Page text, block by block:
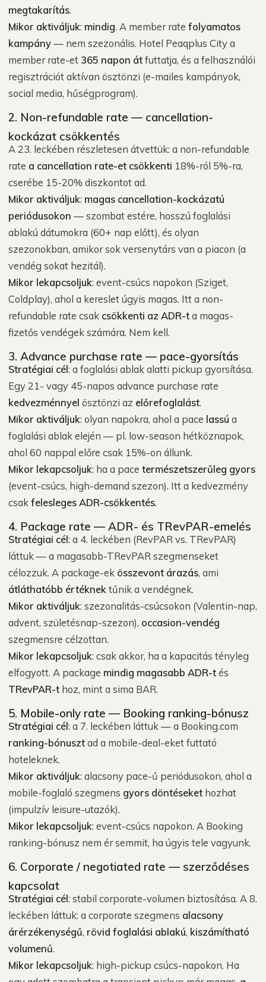
megtakarítás.
Mikor aktiváljuk: mindig. A member rate folyamatos
kampány— nem szezonális. Hotel Peaqplus City a
member rate-et 365 napon átfuttatja, és a felhasználói
regisztrációt aktívan ösztönzi (e-mailes kampányok,
social media, hűségprogram).
2. Non-refundable rate — cancellation-
kockázat csökkentés
A 23. leckében részletesen átvettük: a non-refundable
rate a cancellation rate-et csökkenti 18%-ról 5%-ra,
cserébe 15-20% diszkontot ad.
Mikor aktiváljuk: magas cancellation-kockázatú
periódusokon — szombat estére, hosszú foglalási
ablakú dátumokra (60+ nap előtt), és olyan
szezonokban, amikor sok versenytárs van a piacon (a
vendég sokat hezitál).
Mikor lekapcsoljuk: event-csúcs napokon (Sziget,
Coldplay), ahol a kereslet úgyis magas. Itt a non-
refundable rate csak csökkenti az ADR-ta magas-
fizetős vendégek számára. Nem kell.
3. Advance purchase rate — pace-gyorsítás
Stratégiai cél: a foglalási ablak alatti pickup gyorsítása.
Egy 21- vagy 45-napos advance purchase rate
kedvezménnyel ösztönzi az előrefoglalást.
Mikor aktiváljuk: olyan napokra, ahol a pace lassú a
foglalási ablak elején — pl. low-season hétköznapok,
ahol 60 nappal előre csak 15%-on állunk.
Mikor lekapcsoljuk: ha a pace természetszerűleg gyors
(event-csúcs, high-demand szezon). Itt a kedvezmény
csakfelesleges ADR-csökkentés.
4. Package rate — ADR- és TRevPAR-emelés
Stratégiai cél: a 4. leckében (RevPAR vs. TRevPAR)
láttuk — a magasabb-TRevPAR szegmenseket
célozzuk. A package-ek összevont árazás, ami
átláthatóbb értéknek tűnik a vendégnek.
Mikor aktiváljuk: szezonalitás-csúcsokon (Valentin-nap,
advent, születésnap-szezon), occasion-vendég
szegmensre célzottan.
Mikor lekapcsoljuk: csak akkor, ha a kapacitás tényleg
elfogyott. A package mindig magasabb ADR-tés
TRevPAR-t hoz, mint a sima BAR.
5. Mobile-only rate — Booking ranking-bónusz
Stratégiai cél: a 7. leckében láttuk — a Booking.com
ranking-bónusztad a mobile-deal-eket futtató
hoteleknek.
Mikor aktiváljuk: alacsony pace-ű periódusokon, ahol a
mobile-foglaló szegmens gyors döntéseket hozhat
(impulzív leisure-utazók).
Mikor lekapcsoljuk: event-csúcs napokon. A Booking
ranking-bónusz nem ér semmit, ha úgyis tele vagyunk.
6. Corporate / negotiated rate — szerződéses
kapcsolat
Stratégiai cél: stabil corporate-volumen biztosítása. A 8.
leckében láttuk: a corporate szegmens alacsony
árérzékenységű, rövid foglalási ablakú, kiszámítható
volumenű.
Mikor lekapcsoljuk: high-pickup csúcs-napokon. Ha